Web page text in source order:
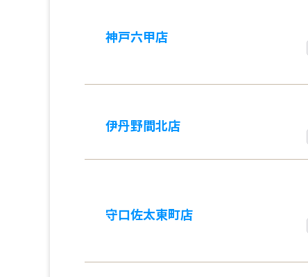
神戸六甲店
伊丹野間北店
守口佐太東町店